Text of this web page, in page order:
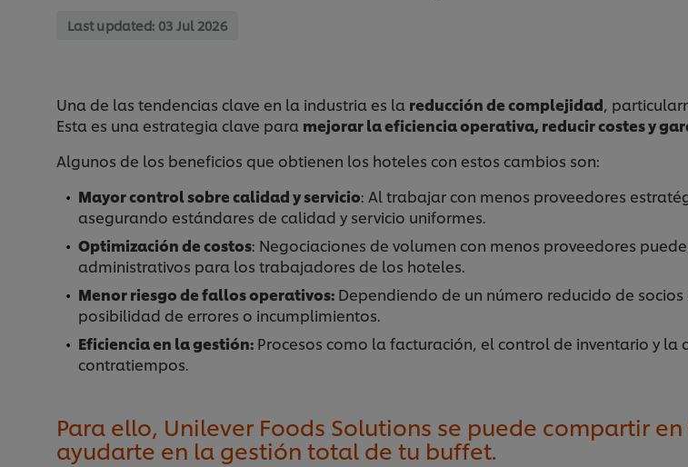
Last updated: 03 Jul 2026
Una de las tendencias clave en la industria es la reducción de complejidad,
Esta es una estrategia clave para mejorar la eficiencia operativa, reducir costes y
Algunos de los beneficios que obtienen los hoteles con estos cambios son:
Mayor control sobre calidad y servicio: Al trabajar con menos proveedores
asegurando estándares de calidad y servicio uniformes.
Optimización de costos: Negociaciones de volumen con menos proveedores
administrativos para los trabajadores de los hoteles.
Menor riesgo de fallos operativos: Dependiendo de un número reducido de
posibilidad de errores o incumplimientos.
Eficiencia en la gestión: Procesos como la facturación, el control de inventario y
contratiempos.
Para ello, Unilever Foods Solutions se puede compartir
ayudarte en la gestión total de tu buffet.